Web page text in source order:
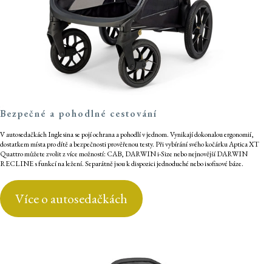
Bezpečné a pohodlné cestování
V autosedačkách Inglesina se pojí ochrana a pohodlí v jednom. Vynikají dokonalou ergonomií,
dostatkem místa pro dítě a bezpečnosti prověřenou testy. Při vybírání svého kočárku Aptica XT
Quattro můžete zvolit z více možností: CAB, DARWIN i-Size nebo nejnovější DARWIN
RECLINE s funkcí na ležení. Separátně jsou k dispozici jednoduché nebo isofixové báze.
Více o autosedačkách